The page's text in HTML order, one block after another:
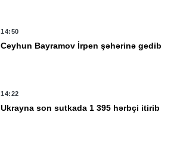
14:50
Ceyhun Bayramov İrpen şəhərinə gedib
14:22
Ukrayna son sutkada 1 395 hərbçi itirib